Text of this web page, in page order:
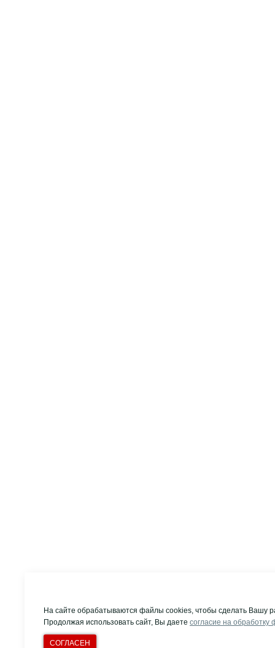
На сайте обрабатываются файлы cookies, чтобы сделать Вашу
Продолжая использовать сайт, Вы даете согласие на обработку
СОГЛАСЕН